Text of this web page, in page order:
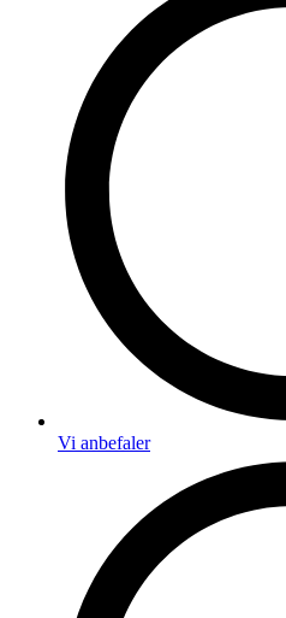
Vi anbefaler